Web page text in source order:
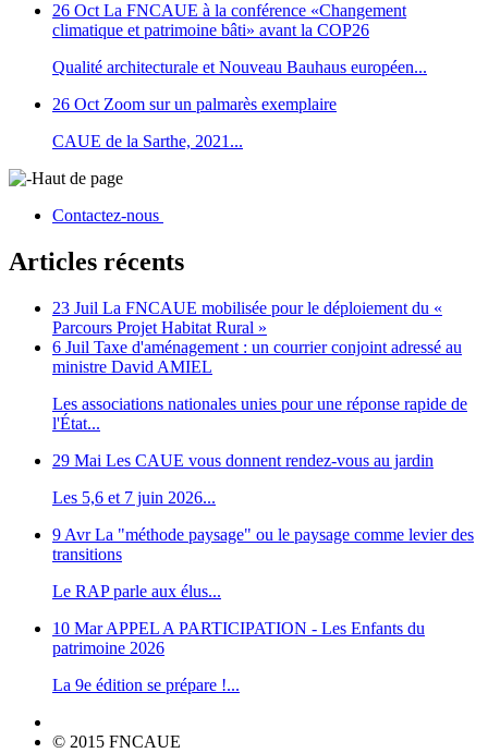
26 Oct La FNCAUE à la conférence «Changement
climatique et patrimoine bâti» avant la COP26
Qualité architecturale et Nouveau Bauhaus européen...
26 Oct Zoom sur un palmarès exemplaire
CAUE de la Sarthe, 2021...
Haut de page
Contactez-nous
Articles récents
23 Juil La FNCAUE mobilisée pour le déploiement du «
Parcours Projet Habitat Rural »
6 Juil Taxe d'aménagement : un courrier conjoint adressé au
ministre David AMIEL
Les associations nationales unies pour une réponse rapide de
l'État...
29 Mai Les CAUE vous donnent rendez-vous au jardin
Les 5,6 et 7 juin 2026...
9 Avr La "méthode paysage" ou le paysage comme levier des
transitions
Le RAP parle aux élus...
10 Mar APPEL A PARTICIPATION - Les Enfants du
patrimoine 2026
La 9e édition se prépare !...
© 2015 FNCAUE